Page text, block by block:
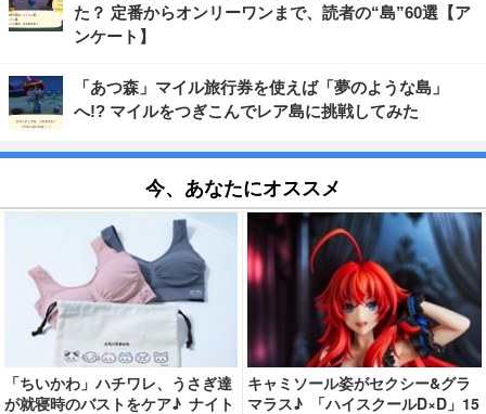
た？ 定番からオンリーワンまで、読者の“島”60選【ア
ンケート】
「あつ森」マイル旅行券を使えば「夢のような島」
へ!? マイルをつぎこんでレア島に挑戦してみた
今、あなたにオススメ
「ちいかわ」ハチワレ、うさぎ達
が就寝時のバストをケア♪ ナイト
キャミソール姿がセクシー&グラ
マラス♪ 「ハイスクールD×D」15